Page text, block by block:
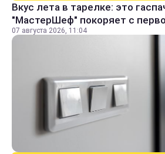
Вкус лета в тарелке: это
"МастерШеф" покоряет с
07 августа 2026, 11:04